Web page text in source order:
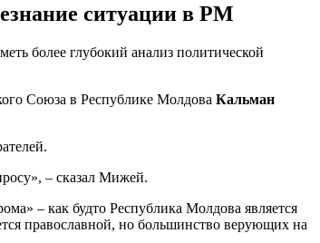
ситуации в РМ
более глубокий анализ политической
Союза в Республике Молдова Кальман
– сказал Мижей.
– как будто Республика Молдова является
православной, но большинство верующих на